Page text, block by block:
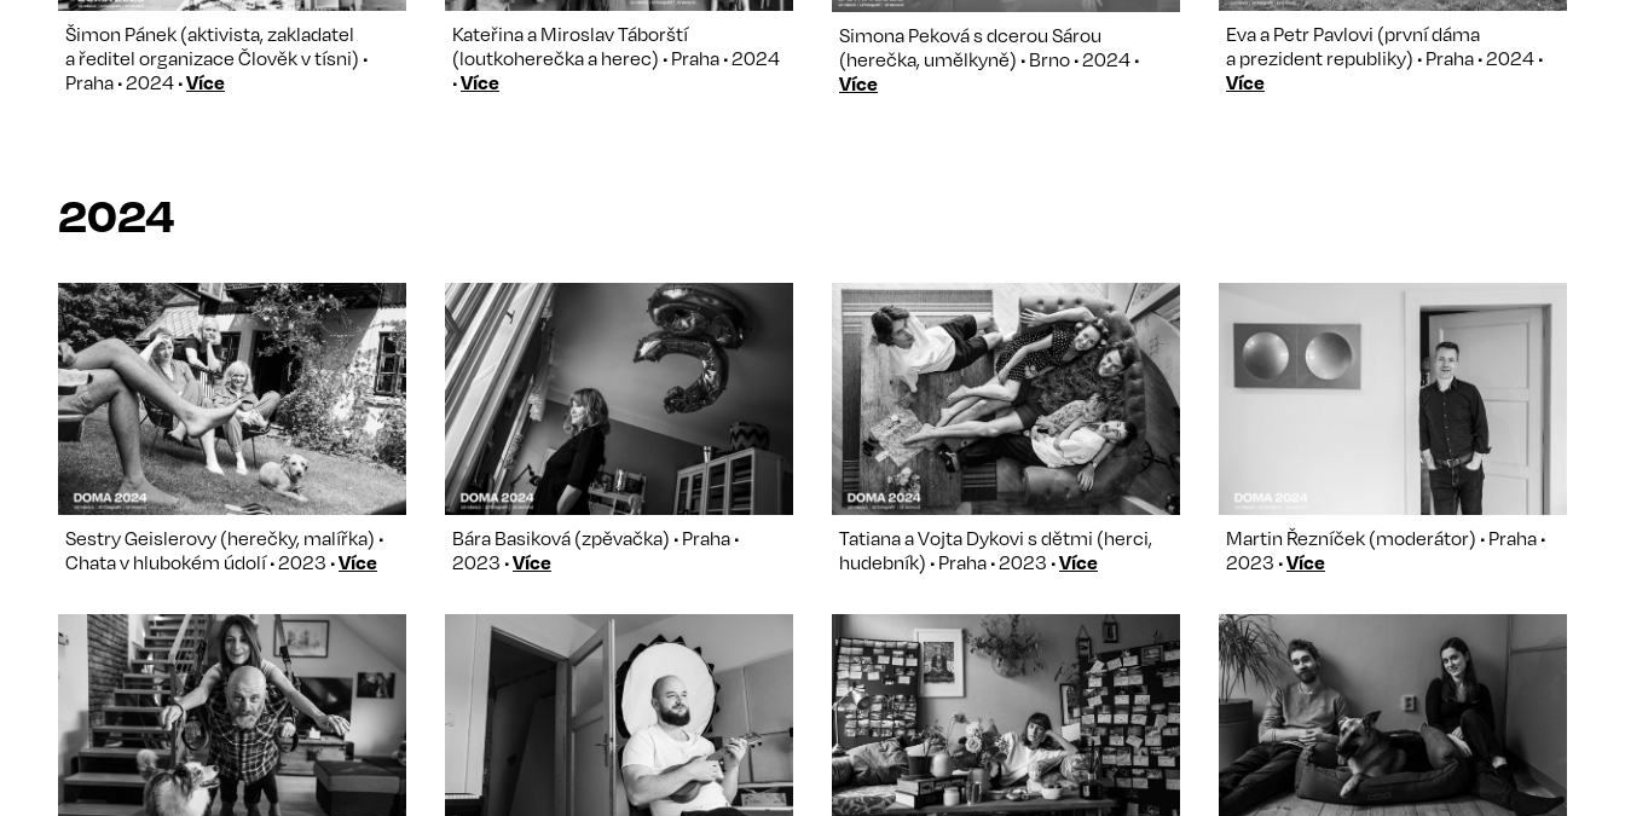
Šimon Pánek (aktivista, zakladatel
a ředitel organizace Člověk v tísni) •
Praha • 2024 •Více
Kateřina a Miroslav Táborští
(loutkoherečka a herec) • Praha • 2024
•Více
Simona Peková s dcerou Sárou
(herečka, umělkyně) • Brno • 2024 •
Více
Eva a Petr Pavlovi (první dáma
a prezident republiky) • Praha • 2024 •
Více
2024
Sestry Geislerovy (herečky, malířka) •
Chata v hlubokém údolí • 2023 •Více
Bára Basiková (zpěvačka) • Praha •
2023 •Více
Tatiana a Vojta Dykovi s dětmi (herci,
hudebník) • Praha • 2023 •Více
Martin Řezníček (moderátor) • Praha •
2023 •Více